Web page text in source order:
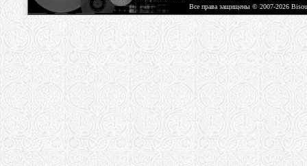
Все права защищены © 2007-2026